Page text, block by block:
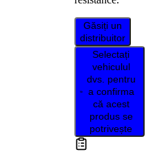
Găsiți un
distribuitor
Selectați
vehiculul
dvs. pentru
a confirma
că acest
produs se
potrivește